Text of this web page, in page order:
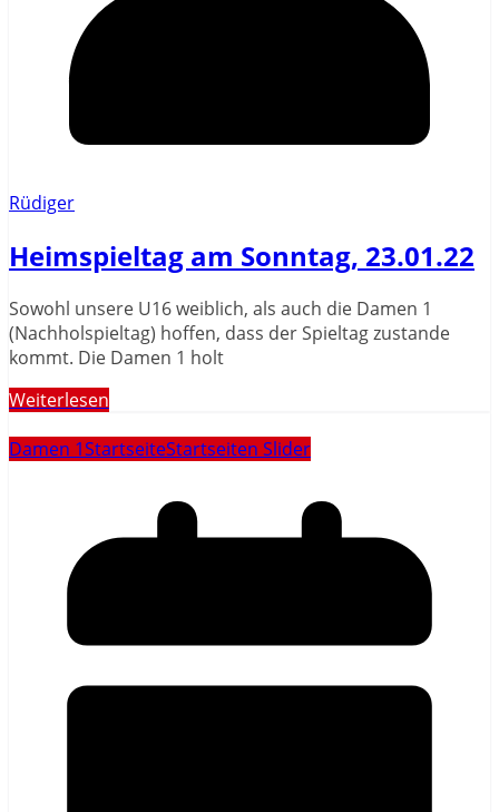
Rüdiger
Heimspieltag am Sonntag, 23.01.22
Sowohl unsere U16 weiblich, als auch die Damen 1
(Nachholspieltag) hoffen, dass der Spieltag zustande
kommt. Die Damen 1 holt
Weiterlesen
Damen 1StartseiteStartseiten Slider